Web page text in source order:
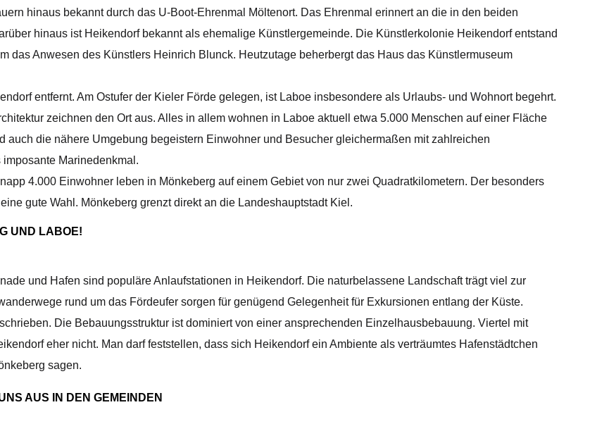
hinaus bekannt durch das U-Boot-Ehrenmal Möltenort. Das Ehrenmal erinnert an die in den beiden
hinaus ist Heikendorf bekannt als ehemalige Künstlergemeinde. Die Künstlerkolonie Heikendorf entstand
das Anwesen des Künstlers Heinrich Blunck. Heutzutage beherbergt das Haus das Künstlermuseum
entfernt. Am Ostufer der Kieler Förde gelegen, ist Laboe insbesondere als Urlaubs- und Wohnort begehrt.
zeichnen den Ort aus. Alles in allem wohnen in Laboe aktuell etwa 5.000 Menschen auf einer Fläche
auch die nähere Umgebung begeistern Einwohner und Besucher gleichermaßen mit zahlreichen
Marinedenkmal.
4.000 Einwohner leben in Mönkeberg auf einem Gebiet von nur zwei Quadratkilometern. Der besonders
gute Wahl. Mönkeberg grenzt direkt an die Landeshauptstadt Kiel.
UND LABOE!
und Hafen sind populäre Anlaufstationen in Heikendorf. Die naturbelassene Landschaft trägt viel zur
rund um das Fördeufer sorgen für genügend Gelegenheit für Exkursionen entlang der Küste.
Die Bebauungsstruktur ist dominiert von einer ansprechenden Einzelhausbebauung. Viertel mit
eher nicht. Man darf feststellen, dass sich Heikendorf ein Ambiente als verträumtes Hafenstädtchen
sagen.
AUS IN DEN GEMEINDEN